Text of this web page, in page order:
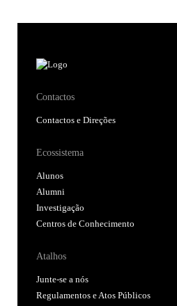
Contactos
Contactos e Direções
Ecossistema
Alunos
Alumni
Investigação
Centros de Conhecimento
Atalhos
Junte-se a nós
Regulamentos e Atos Públicos